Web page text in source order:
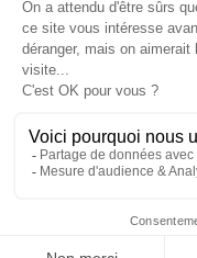
Mentions légales